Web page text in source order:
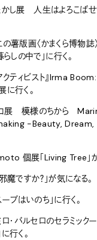
かし展 人生はよろこばせ
の薯版画〈かまくら博物
しの中で」に行く。
アクティビスト』Irma
行く。
コ展 模様のちから
-Beauty, Dream,
個展「Living Tree」が
魔ですか？」が気になる。
プはいのち」に行く。
ロ・バルセロのセラミック
行く。